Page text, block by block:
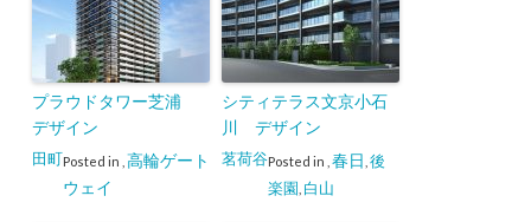
プラウドタワー芝浦
デザイン
Posted in
田町
高輪ゲート
ウェイ
シティテラス文京小石
川 デザイン
Posted in
茗荷谷 春日 後
楽園 白山